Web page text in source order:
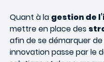
Quant à la gestion de
mettre en place des
afin de se démarquer
innovation passe par le